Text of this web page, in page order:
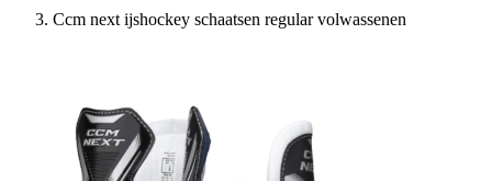
Ccm next ijshockey schaatsen regular volwassenen